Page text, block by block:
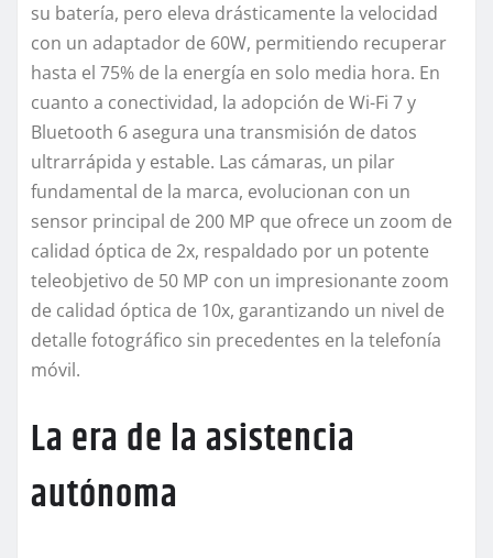
su batería, pero eleva drásticamente la velocidad
con un adaptador de 60W, permitiendo recuperar
hasta el 75% de la energía en solo media hora. En
cuanto a conectividad, la adopción de Wi-Fi 7 y
Bluetooth 6 asegura una transmisión de datos
ultrarrápida y estable. Las cámaras, un pilar
fundamental de la marca, evolucionan con un
sensor principal de 200 MP que ofrece un zoom de
calidad óptica de 2x, respaldado por un potente
teleobjetivo de 50 MP con un impresionante zoom
de calidad óptica de 10x, garantizando un nivel de
detalle fotográfico sin precedentes en la telefonía
móvil.
La era de la asistencia
autónoma